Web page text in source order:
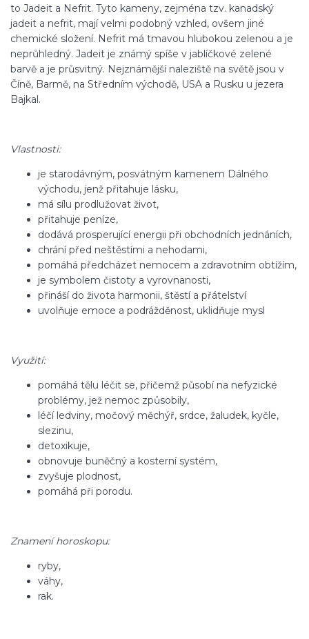
to Jadeit a Nefrit. Tyto kameny, zejména tzv. kanadský
jadeit a nefrit, mají velmi podobný vzhled, ovšem jiné
chemické složení. Nefrit má tmavou hlubokou zelenou a je
neprůhledný. Jadeit je známý spíše v jablíčkové zelené
barvě a je průsvitný. Nejznámější naleziště na světě jsou v
Číně, Barmě, na Středním východě, USA a Rusku u jezera
Bajkal.
Vlastnosti:
je starodávným, posvátným kamenem Dálného
východu, jenž přitahuje lásku,
má sílu prodlužovat život,
přitahuje peníze,
dodává prosperující energii při obchodních jednáních,
chrání před neštěstími a nehodami,
pomáhá předcházet nemocem a zdravotním obtížím,
je symbolem čistoty a vyrovnanosti,
přináší do života harmonii, štěstí a přátelství
uvolňuje emoce a podrážděnost, uklidňuje mysl
Využití:
pomáhá tělu léčit se, přičemž působí na nefyzické
problémy, jež nemoc způsobily,
léčí ledviny, močový měchýř, srdce, žaludek, kyčle,
slezinu,
detoxikuje,
obnovuje buněčný a kosterní systém,
zvyšuje plodnost,
pomáhá při porodu.
Znamení horoskopu:
ryby,
váhy,
rak.